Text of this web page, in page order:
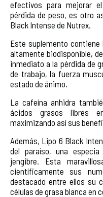
efectivos para mejorar
pérdida de peso, es otro
Black Intense de Nutrex.
Este suplemento
altamente biodisponible,
inmediato a la pérdida de
de trabajo, la fuerza
estado de ánimo.
La cafeína anhidra
ácidos grasos libres
maximizando así sus
Además, Lipo 6 Black
del paraíso, una
jengibre. Esta
científicamente sus
destacado entre ellos su
células de grasa blanca en